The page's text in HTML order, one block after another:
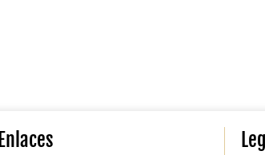
Enlaces